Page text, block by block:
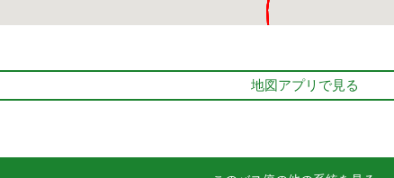
地図アプリで見る